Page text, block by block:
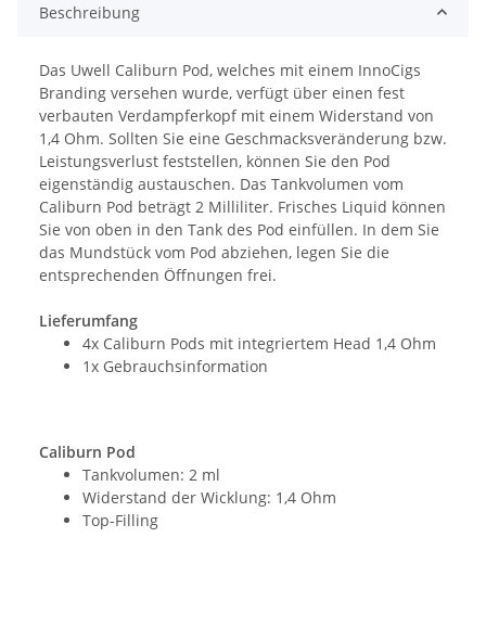
Beschreibung
Das Uwell Caliburn Pod, welches mit einem InnoCigs
Branding versehen wurde, verfügt über einen fest
verbauten Verdampferkopf mit einem Widerstand von
1,4 Ohm. Sollten Sie eine Geschmacksveränderung bzw.
Leistungsverlust feststellen, können Sie den Pod
eigenständig austauschen. Das Tankvolumen vom
Caliburn Pod beträgt 2 Milliliter. Frisches Liquid können
Sie von oben in den Tank des Pod einfüllen. In dem Sie
das Mundstück vom Pod abziehen, legen Sie die
entsprechenden Öffnungen frei.
Lieferumfang
4x Caliburn Pods mit integriertem Head 1,4 Ohm
1x Gebrauchsinformation
Caliburn Pod
Tankvolumen: 2 ml
Widerstand der Wicklung: 1,4 Ohm
Top-Filling